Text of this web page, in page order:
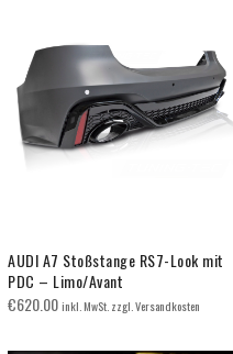
AUDI A7 Stoßstange RS7-Look mit
PDC – Limo/Avant
€620.00inkl. MwSt. zzgl. Versandkosten